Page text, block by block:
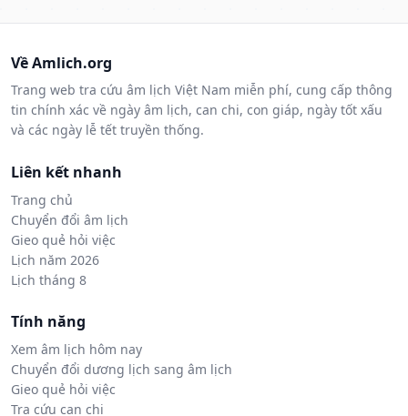
Về Amlich.org
Trang web tra cứu âm lịch Việt Nam miễn phí, cung cấp thông
tin chính xác về ngày âm lịch, can chi, con giáp, ngày tốt xấu
và các ngày lễ tết truyền thống.
Liên kết nhanh
Trang chủ
Chuyển đổi âm lịch
Gieo quẻ hỏi việc
Lịch năm 2026
Lịch tháng 8
Tính năng
Xem âm lịch hôm nay
Chuyển đổi dương lịch sang âm lịch
Gieo quẻ hỏi việc
Tra cứu can chi